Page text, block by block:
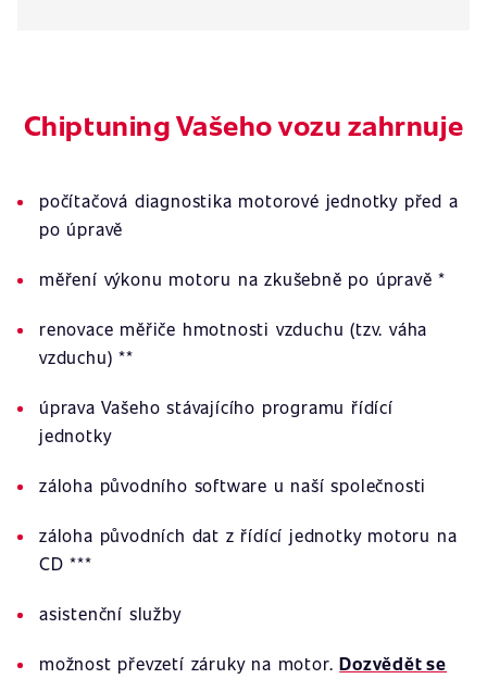
Chiptuning Vašeho vozu zahrnuje
počítačová diagnostika motorové jednotky před a
po úpravě
měření výkonu motoru na zkušebně po úpravě *
renovace měřiče hmotnosti vzduchu (tzv. váha
vzduchu) **
úprava Vašeho stávajícího programu řídící
jednotky
záloha původního software u naší společnosti
záloha původních dat z řídící jednotky motoru na
CD ***
asistenční služby
možnost převzetí záruky na motor.Dozvědět se